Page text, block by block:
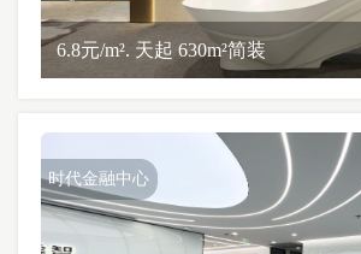
6.8元/m². 天起 630m²简装
时代金融中心